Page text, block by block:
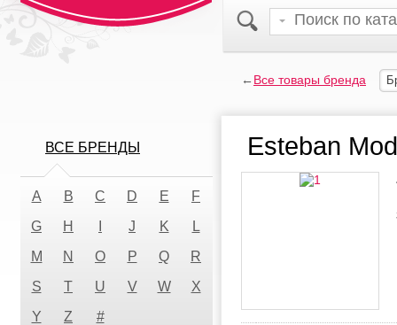
←Все товары бренда
Esteban
ВСЕ БРЕНДЫ
A B C D E
F
G
H J K
L
M
N O P Q
R
S
T U V W
X
Y
Z #